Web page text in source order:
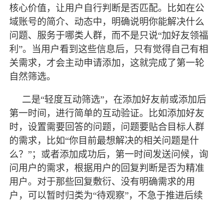
核心价值，让用户自行判断是否匹配。比如在公
域账号的简介、动态中，明确说明你能解决什么
问题、服务于哪类人群，而不是只说“加好友领福
利”。当用户看到这些信息后，只有觉得自己有相
关需求，才会主动申请添加，这就完成了第一轮
自然筛选。
二是“轻度互动筛选”，在添加好友前或添加后
第一时间，进行简单的互动验证。比如添加好友
时，设置需要回答的问题，问题要贴合目标人群
的需求，比如“你目前最想解决的相关问题是什
么？”；或者添加成功后，第一时间发送问候，询
问用户的需求，根据用户的回复判断是否为精准
用户。对于那些回复敷衍、没有明确需求的用
户，可以暂时归类为“待观察”，不急于推进后续